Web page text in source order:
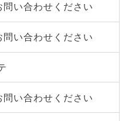
問い合わせください
問い合わせください
問い合わせください